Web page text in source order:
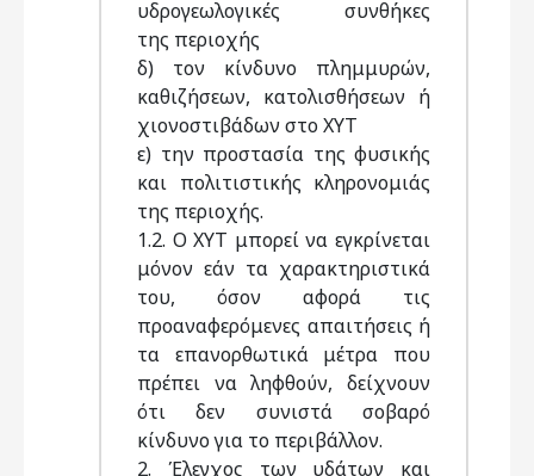
υδρογεωλογικές συνθήκες
της περιοχής
δ) τον κίνδυνο πλημμυρών,
καθιζήσεων, κατολισθήσεων ή
χιονοστιβάδων στο ΧΥΤ
ε) την προστασία της φυσικής
και πολιτιστικής κληρονομιάς
της περιοχής.
1.2. Ο ΧΥΤ μπορεί να εγκρίνεται
μόνον εάν τα χαρακτηριστικά
του, όσον αφορά τις
προαναφερόμενες απαιτήσεις ή
τα επανορθωτικά μέτρα που
πρέπει να ληφθούν, δείχνουν
ότι δεν συνιστά σοβαρό
κίνδυνο για το περιβάλλον.
2. Έλεγχος των υδάτων και